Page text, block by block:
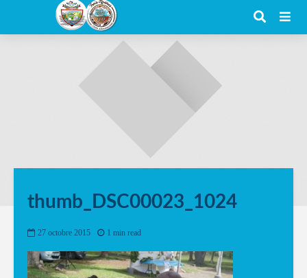
thumb_DSC00023_1024
27 octobre 2015 1 min read